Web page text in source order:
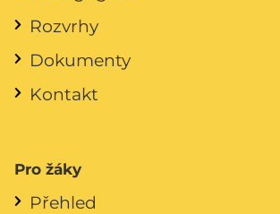
Rozvrhy
Dokumenty
Kontakt
Pro žáky
Přehled